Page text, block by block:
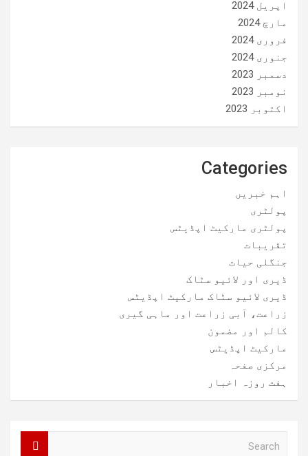
اپریل 2024
مارچ 2024
فروری 2024
جنوری 2024
دسمبر 2023
نومبر 2023
اکتوبر 2023
Categories
اہم خبریں
پولٹری
پولٹری مارکیٹ اپڈیٹس
تقریبات
جنگلی حیات
ڈیری اور لائیو سٹاک
ڈیری لائیو سٹاک مارکیٹ اپڈیٹس
زراعت، آبی زراعت اور ماہی گیری
کالم اور مضمون
مارکیٹ اپڈیٹس
مرکزی صفحہ
ہفت روزہ اخبار